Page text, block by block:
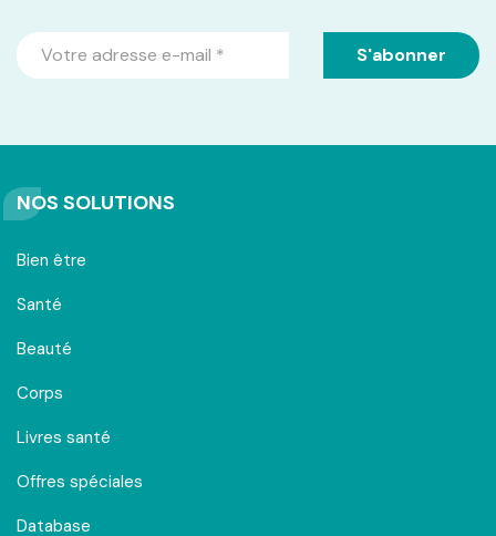
NOS SOLUTIONS
Bien être
Santé
Beauté
Corps
Livres santé
Offres spéciales
Database